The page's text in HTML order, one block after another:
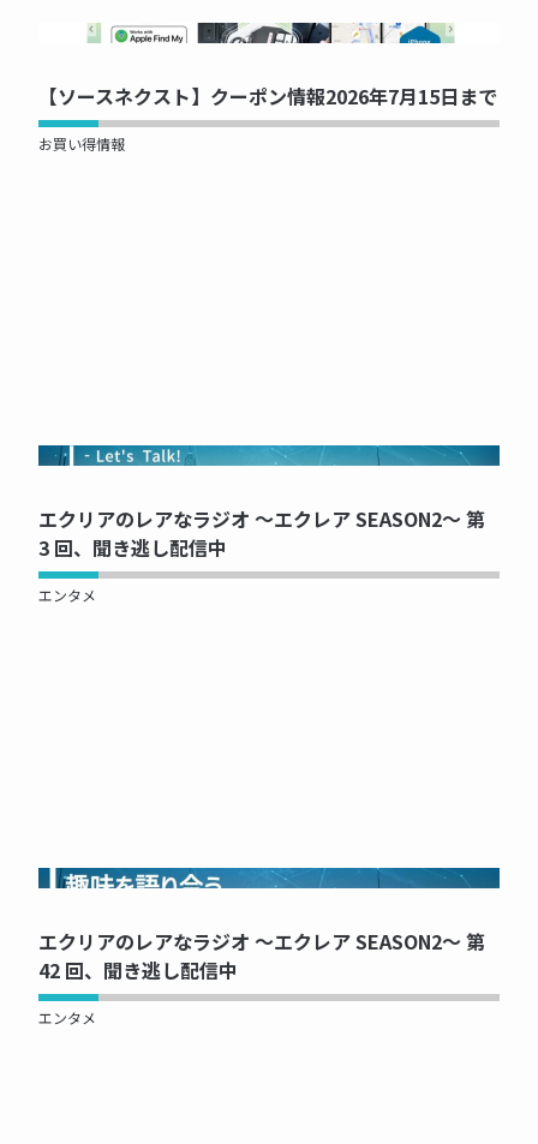
NOW PRINTING...
【ソースネクスト】クーポン情報2026年7月15日まで
お買い得情報
NOW PRINTING...
エクリアのレアなラジオ ～エクレア SEASON2～ 第
3 回、聞き逃し配信中
エンタメ
NOW PRINTING...
エクリアのレアなラジオ ～エクレア SEASON2～ 第
42 回、聞き逃し配信中
エンタメ